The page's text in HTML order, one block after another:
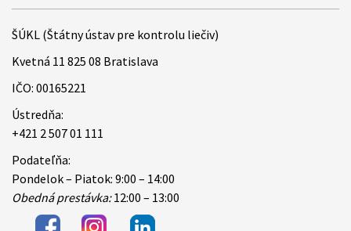
ŠÚKL (Štátny ústav pre kontrolu liečiv)
Kvetná 11 825 08 Bratislava
IČO: 00165221
Ústredňa:
+421 2 507 01 111
Podateľňa:
Pondelok – Piatok: 9:00 – 14:00
Obedná prestávka:12:00 – 13:00